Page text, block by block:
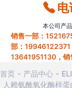
本公司产
销售一部：
部：19946122371
13641951130，
首页 产品中心
人赖氨酰氧化酶样